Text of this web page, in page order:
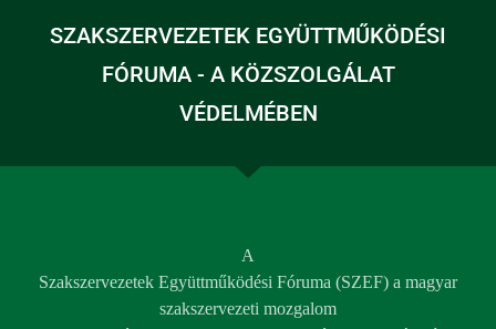
SZAKSZERVEZETEK EGYÜTTMŰKÖDÉSI
FÓRUMA - A KÖZSZOLGÁLAT
VÉDELMÉBEN
A
Szakszervezetek Együttműködési Fóruma (SZEF) a magyar
szakszervezeti mozgalom